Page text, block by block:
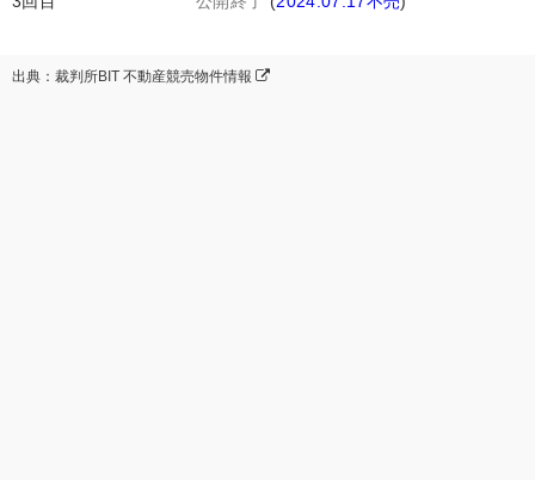
出典：裁判所BIT 不動産競売物件情報